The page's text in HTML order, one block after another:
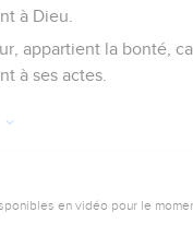
à Dieu.
appartient la bonté,
à ses actes.
en vidéo pour le